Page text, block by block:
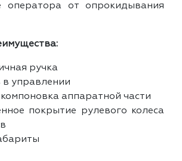
от опрокидывания
ручка
в управлении
аппаратной части
покрытие рулевого колеса